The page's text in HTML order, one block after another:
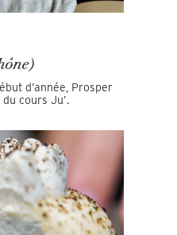
d’année, Prosper
cours Ju’.